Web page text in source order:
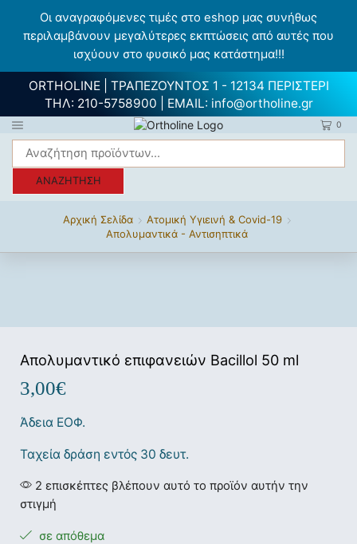
Οι αναγραφόμενες τιμές στο eshop μας συνήθως
περιλαμβάνουν μεγαλύτερες εκπτώσεις από αυτές που
ισχύουν στο φυσικό μας κατάστημα!!!
ORTHOLINE | ΤΡΑΠΕΖΟΥΝΤΟΣ 1 - 12134 ΠΕΡΙΣΤΕΡΙ
ΤΗΛ: 210-5758900 | EMAIL: info@ortholine.gr
0
ΑΝΑΖΉΤΗΣΗ
Αρχική Σελίδα
Ατομική Υγιεινή & Covid-19
Απολυμαντικά - Αντισηπτικά
Απολυμαντικό επιφανειών Bacillol 50 ml
3,00€
Άδεια ΕΟΦ.
Ταχεία δράση εντός 30 δευτ.
2 επισκέπτες βλέπουν αυτό το προϊόν αυτήν την
στιγμή
σε απόθεμα